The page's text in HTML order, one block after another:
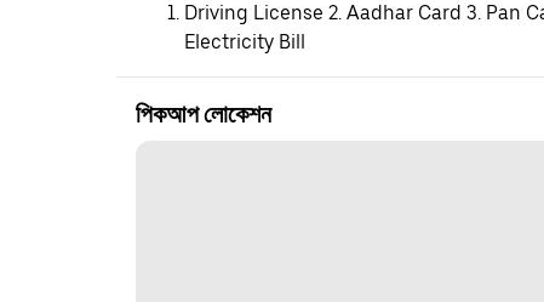
Driving License 2. Aadhar Card 3. Pan
Electricity Bill
পিকআপ লোকেশন